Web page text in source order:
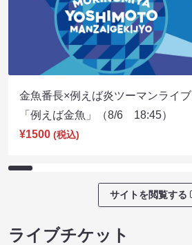
金魚番長×例えば炎ツーマンライブ
「例えば金魚」（8/6 18:45）
¥1500 (税込)
サイトを閲覧する
ライブチケット